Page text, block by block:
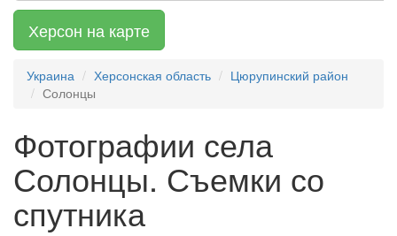
Херсон на карте
Украина Херсонская область
Цюрупинский район
Солонцы
Фотографии села
Солонцы. Съемки со
спутника